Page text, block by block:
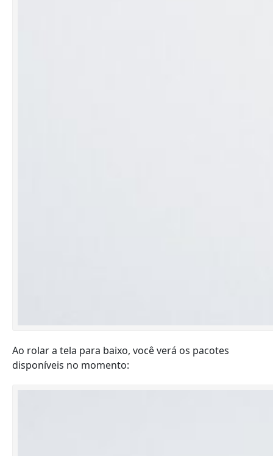
Ao rolar a tela para baixo, você verá os pacotes
disponíveis no momento: